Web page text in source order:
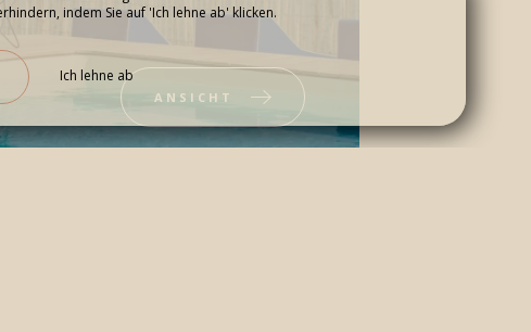
KONTAKT & ZUGANG
ANSICHT
indem Sie auf 'Ich lehne ab' klicken.
Ich lehne ab